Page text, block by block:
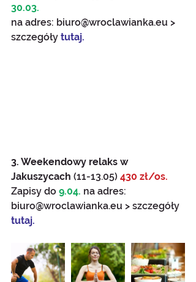
30.03.
na adres: biuro@wroclawianka.eu >
szczegóły tutaj.
3. Weekendowy relaks w
Jakuszycach (11-13.05) 430 zł/os.
Zapisy do 9.04. na adres:
biuro@wroclawianka.eu > szczegóły
tutaj.